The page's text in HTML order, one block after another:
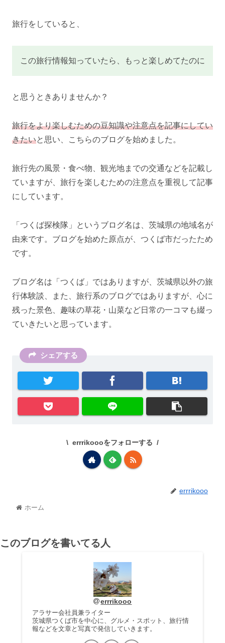
旅行をしていると、
この旅行情報知っていたら、もっと楽しめてたのに
と思うときありませんか？
旅行をより楽しむための豆知識や注意点を記事にしてい
きたいと思い、こちらのブログを始めました。
旅行先の風景・食べ物、観光地までの交通などを記載し
ていますが、旅行を楽しむための注意点を重視して記事
にしています。
「つくば探検隊」というブログ名は、茨城県の地域名が
由来です。ブログを始めた原点が、つくば市だったため
です。
ブログ名は「つくば」ではありますが、茨城県以外の旅
行体験談、また、旅行系のブログではありますが、心に
残った景色、趣味の草花・山菜など日常の一コマも綴っ
ていきたいと思っています。
シェアする
errrikoooをフォローする
errrikooo
ホーム
このブログを書いてる人
errrikooo
アラサー会社員兼ライター
茨城県つくば市を中心に、グルメ・スポット、旅行情
報などを文章と写真で発信していきます。